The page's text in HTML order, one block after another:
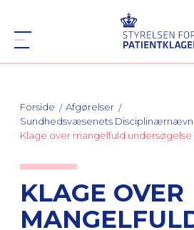
Forside
Afgørelser
Sundhedsvæsenets Disciplinærnævn
Klage over mangelfuld
KLAGE OVER